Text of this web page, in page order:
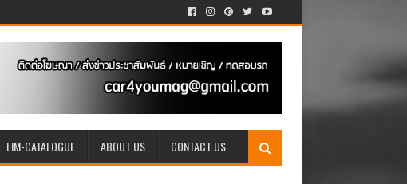
LIM-CATALOGUE ABOUT US CONTACT US